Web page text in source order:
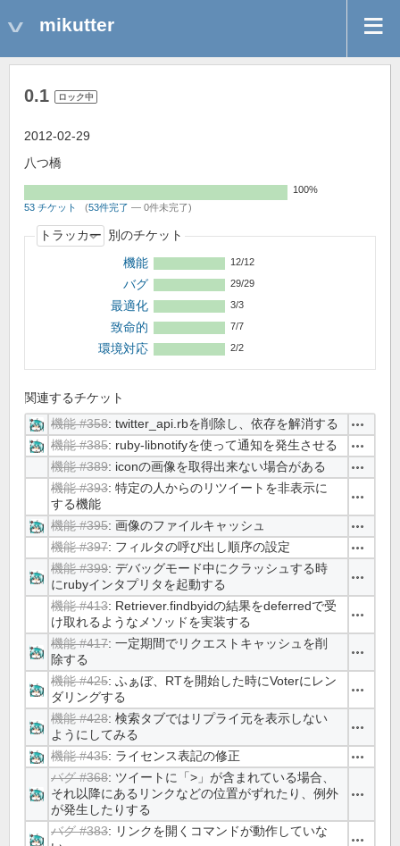
mikutter
0.1 ロック中
2012-02-29
八つ橋
100%
53 チケット
(53件完了 — 0件未完了)
別のチケット
機能
12/12
バグ 29/29
最適化 3/3
致命的 7/7
環境対応 2/2
関連するチケット
機能 #358: twitter_api.rbを削除し、依存を解消する
機能 #385: ruby-libnotifyを使って通知を発生させる
機能 #389: iconの画像を取得出来ない場合がある
機能 #393: 特定の人からのリツイートを非表示に
する機能
機能 #395: 画像のファイルキャッシュ
機能 #397: フィルタの呼び出し順序の設定
機能 #399: デバッグモード中にクラッシュする時
にrubyインタプリタを起動する
機能 #413: Retriever.findbyidの結果をdeferredで受
け取れるようなメソッドを実装する
機能 #417: 一定期間でリクエストキャッシュを削
除する
機能 #425: ふぁぼ、RTを開始した時にVoterにレン
ダリングする
機能 #428: 検索タブではリプライ元を表示しない
ようにしてみる
機能 #435: ライセンス表記の修正
バグ #368: ツイートに「>」が含まれている場合、
それ以降にあるリンクなどの位置がずれたり、例外
が発生したりする
バグ #383: リンクを開くコマンドが動作していな